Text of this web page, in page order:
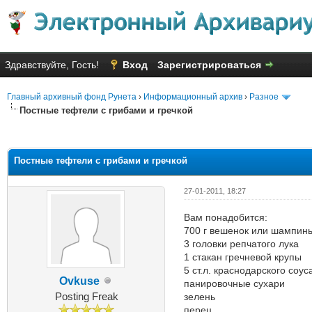
Здравствуйте, Гость! Вход Зарегистрироваться
Главный архивный фонд Рунета › Информационный архив › Разное
Постные тефтели с грибами и гречкой
Постные тефтели с грибами и гречкой
Ovkuse
Posting Freak
27-01-2011, 18:27
Вам понадобится:
700 г вешенок или
3 головки репчатого лука
1 стакан гречневой крупы
5 ст.л. краснодарского
панировочные сухари
зелень